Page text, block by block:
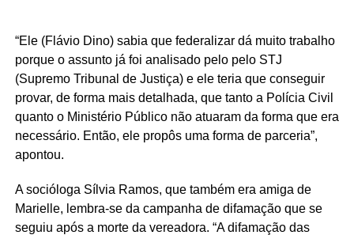
“Ele (Flávio Dino) sabia que federalizar dá muito trabalho
porque o assunto já foi analisado pelo pelo STJ
(Supremo Tribunal de Justiça) e ele teria que conseguir
provar, de forma mais detalhada, que tanto a Polícia Civil
quanto o Ministério Público não atuaram da forma que era
necessário. Então, ele propôs uma forma de parceria”,
apontou.
A socióloga Sílvia Ramos, que também era amiga de
Marielle, lembra-se da campanha de difamação que se
seguiu após a morte da vereadora. “A difamação das